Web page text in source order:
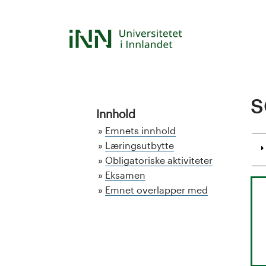
S
Innhold
Emnets innhold
Læringsutbytte
Obligatoriske aktiviteter
Eksamen
Emnet overlapper med